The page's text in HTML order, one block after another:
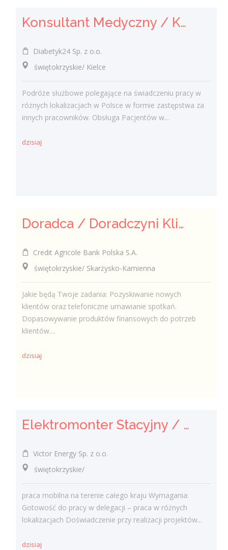
Konsultant Medyczny / Konsultantka Medyczna w sklepie medycznym (Fizjoterapeuta, Technik farmaceutyczny, Technik ortopeda)
Diabetyk24 Sp. z o.o.
świętokrzyskie/ Kielce
Podróże służbowe polegające na świadczeniu pracy w
różnych lokalizacjach w Polsce w formie zastępstwa za
innych pracowników. Obsługa Pacjentów w...
dzisiaj
Doradca / Doradczyni Klienta
Credit Agricole Bank Polska S.A.
świętokrzyskie/ Skarżysko-Kamienna
Jakie będą Twoje zadania: Pozyskiwanie nowych
klientów oraz telefoniczne umawianie spotkań.
Dopasowywanie produktów finansowych do potrzeb
klientów....
dzisiaj
Elektromonter Stacyjny / Elektromonterka Stacyjna (K/M)
Victor Energy Sp. z o.o.
świętokrzyskie/
praca mobilna na terenie całego kraju Wymagania:
Gotowość do pracy w delegacji – praca w różnych
lokalizacjach Doświadczenie przy realizacji projektów...
dzisiaj